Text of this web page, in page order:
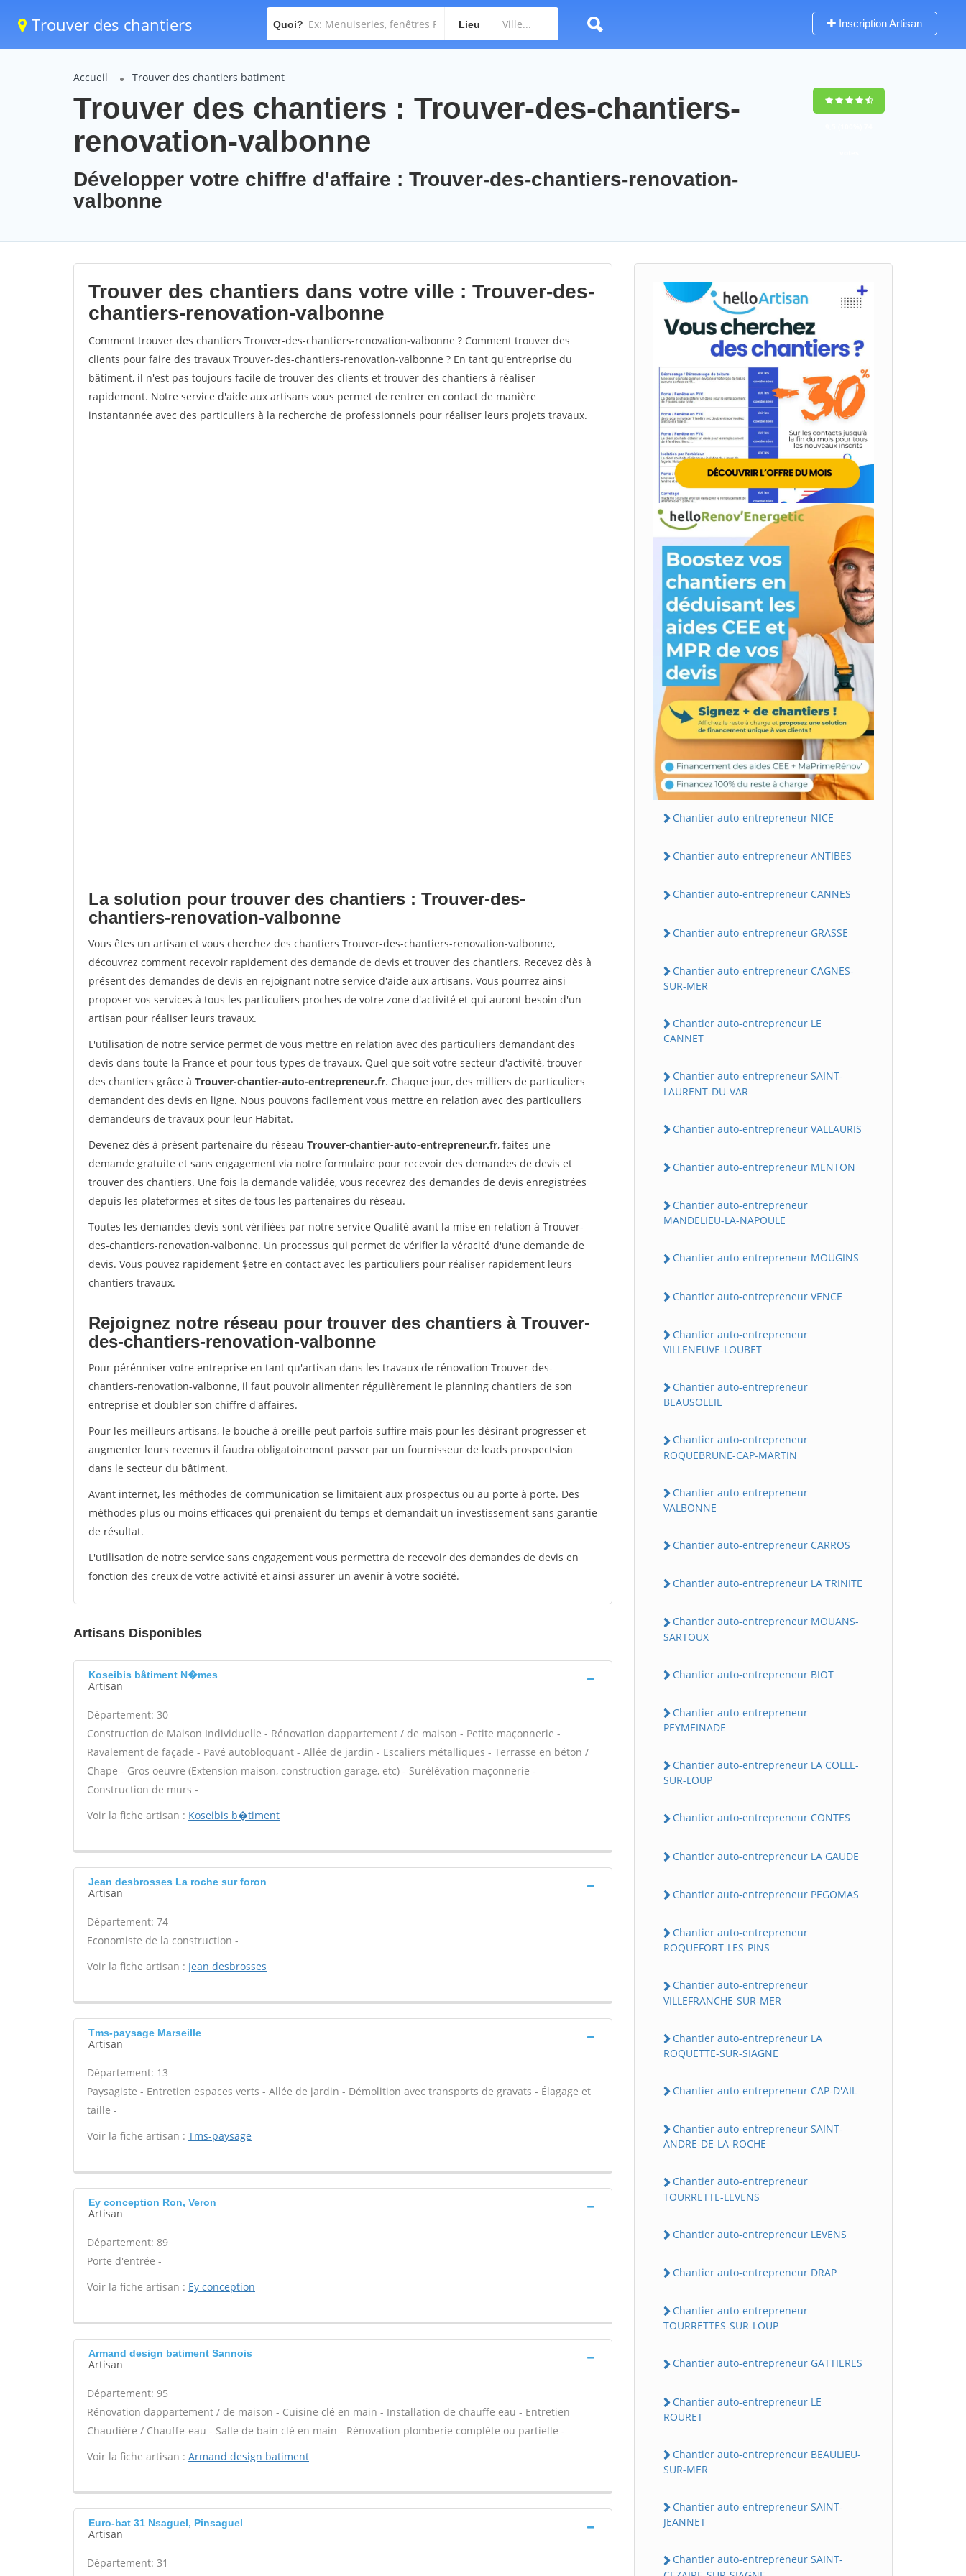
Trouver des chantiers Quoi? Lieu Inscription Artisan
Accueil Trouver des chantiers batiment
Trouver des chantiers : Trouver-des-chantiers-
renovation-valbonne
Développer votre chiffre d'affaire : Trouver-des-chantiers-renovation-
valbonne
Trouver des chantiers dans votre ville : Trouver-des-
chantiers-renovation-valbonne
Comment trouver des chantiers Trouver-des-chantiers-renovation-valbonne ? Comment trouver des
clients pour faire des travaux Trouver-des-chantiers-renovation-valbonne ? En tant qu'entreprise du
bâtiment, il n'est pas toujours facile de trouver des clients et trouver des chantiers à réaliser
rapidement. Notre service d'aide aux artisans vous permet de rentrer en contact de manière
instantannée avec des particuliers à la recherche de professionnels pour réaliser leurs projets travaux.
La solution pour trouver des chantiers : Trouver-des-
chantiers-renovation-valbonne
Vous êtes un artisan et vous cherchez des chantiers Trouver-des-chantiers-renovation-valbonne,
découvrez comment recevoir rapidement des demande de devis et trouver des chantiers. Recevez dès à
présent des demandes de devis en rejoignant notre service d'aide aux artisans. Vous pourrez ainsi
proposer vos services à tous les particuliers proches de votre zone d'activité et qui auront besoin d'un
artisan pour réaliser leurs travaux.
L'utilisation de notre service permet de vous mettre en relation avec des particuliers demandant des
devis dans toute la France et pour tous types de travaux. Quel que soit votre secteur d'activité, trouver
des chantiers grâce à Trouver-chantier-auto-entrepreneur.fr. Chaque jour, des milliers de particuliers
demandent des devis en ligne. Nous pouvons facilement vous mettre en relation avec des particuliers
demandeurs de travaux pour leur Habitat.
Devenez dès à présent partenaire du réseau Trouver-chantier-auto-entrepreneur.fr, faites une
demande gratuite et sans engagement via notre formulaire pour recevoir des demandes de devis et
trouver des chantiers. Une fois la demande validée, vous recevrez des demandes de devis enregistrées
depuis les plateformes et sites de tous les partenaires du réseau.
Toutes les demandes devis sont vérifiées par notre service Qualité avant la mise en relation à Trouver-
des-chantiers-renovation-valbonne. Un processus qui permet de vérifier la véracité d'une demande de
devis. Vous pouvez rapidement $etre en contact avec les particuliers pour réaliser rapidement leurs
chantiers travaux.
Rejoignez notre réseau pour trouver des chantiers à Trouver-
des-chantiers-renovation-valbonne
Pour pérénniser votre entreprise en tant qu'artisan dans les travaux de rénovation Trouver-des-
chantiers-renovation-valbonne, il faut pouvoir alimenter régulièrement le planning chantiers de son
entreprise et doubler son chiffre d'affaires.
Pour les meilleurs artisans, le bouche à oreille peut parfois suffire mais pour les désirant progresser et
augmenter leurs revenus il faudra obligatoirement passer par un fournisseur de leads prospectsion
dans le secteur du bâtiment.
Avant internet, les méthodes de communication se limitaient aux prospectus ou au porte à porte. Des
méthodes plus ou moins efficaces qui prenaient du temps et demandait un investissement sans garantie
de résultat.
L'utilisation de notre service sans engagement vous permettra de recevoir des demandes de devis en
fonction des creux de votre activité et ainsi assurer un avenir à votre société.
Artisans Disponibles
Koseibis bâtiment N�mes
Artisan
Département: 30
Construction de Maison Individuelle - Rénovation dappartement / de maison - Petite maçonnerie -
Ravalement de façade - Pavé autobloquant - Allée de jardin - Escaliers métalliques - Terrasse en béton /
Chape - Gros oeuvre (Extension maison, construction garage, etc) - Surélévation maçonnerie -
Construction de murs -
Voir la fiche artisan : Koseibis b�timent
Jean desbrosses La roche sur foron
Artisan
Département: 74
Economiste de la construction -
Voir la fiche artisan : Jean desbrosses
Tms-paysage Marseille
Artisan
Département: 13
Paysagiste - Entretien espaces verts - Allée de jardin - Démolition avec transports de gravats - Élagage et
taille -
Voir la fiche artisan : Tms-paysage
Ey conception Ron, Veron
Artisan
Département: 89
Porte d'entrée -
Voir la fiche artisan : Ey conception
Armand design batiment Sannois
Artisan
Département: 95
Rénovation dappartement / de maison - Cuisine clé en main - Installation de chauffe eau - Entretien
Chaudière / Chauffe-eau - Salle de bain clé en main - Rénovation plomberie complète ou partielle -
Voir la fiche artisan : Armand design batiment
Euro-bat 31 Nsaguel, Pinsaguel
Artisan
Département: 31
Chantier auto-entrepreneur NICE
Chantier auto-entrepreneur ANTIBES
Chantier auto-entrepreneur CANNES
Chantier auto-entrepreneur GRASSE
Chantier auto-entrepreneur CAGNES-
SUR-MER
Chantier auto-entrepreneur LE
CANNET
Chantier auto-entrepreneur SAINT-
LAURENT-DU-VAR
Chantier auto-entrepreneur VALLAURIS
Chantier auto-entrepreneur MENTON
Chantier auto-entrepreneur
MANDELIEU-LA-NAPOULE
Chantier auto-entrepreneur MOUGINS
Chantier auto-entrepreneur VENCE
Chantier auto-entrepreneur
VILLENEUVE-LOUBET
Chantier auto-entrepreneur
BEAUSOLEIL
Chantier auto-entrepreneur
ROQUEBRUNE-CAP-MARTIN
Chantier auto-entrepreneur
VALBONNE
Chantier auto-entrepreneur CARROS
Chantier auto-entrepreneur LA TRINITE
Chantier auto-entrepreneur MOUANS-
SARTOUX
Chantier auto-entrepreneur BIOT
Chantier auto-entrepreneur
PEYMEINADE
Chantier auto-entrepreneur LA COLLE-
SUR-LOUP
Chantier auto-entrepreneur CONTES
Chantier auto-entrepreneur LA GAUDE
Chantier auto-entrepreneur PEGOMAS
Chantier auto-entrepreneur
ROQUEFORT-LES-PINS
Chantier auto-entrepreneur
VILLEFRANCHE-SUR-MER
Chantier auto-entrepreneur LA
ROQUETTE-SUR-SIAGNE
Chantier auto-entrepreneur CAP-D'AIL
Chantier auto-entrepreneur SAINT-
ANDRE-DE-LA-ROCHE
Chantier auto-entrepreneur
TOURRETTE-LEVENS
Chantier auto-entrepreneur LEVENS
Chantier auto-entrepreneur DRAP
Chantier auto-entrepreneur
TOURRETTES-SUR-LOUP
Chantier auto-entrepreneur GATTIERES
Chantier auto-entrepreneur LE
ROURET
Chantier auto-entrepreneur BEAULIEU-
SUR-MER
Chantier auto-entrepreneur SAINT-
JEANNET
Chantier auto-entrepreneur SAINT-